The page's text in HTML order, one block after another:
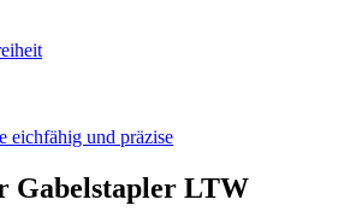
eichfähig und präzise
Gabelstapler LTW